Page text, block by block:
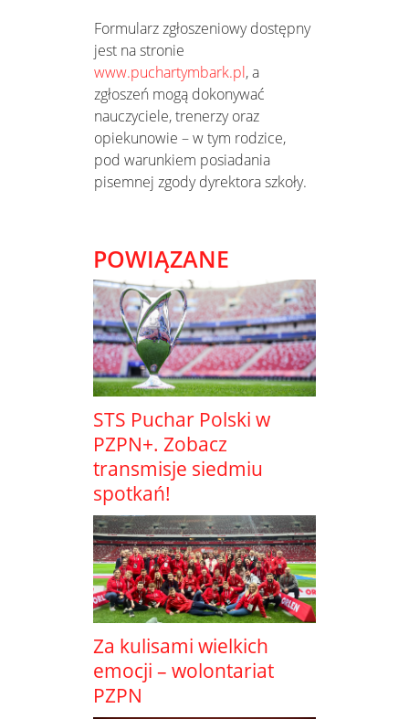
Formularz zgłoszeniowy dostępny
jest na stronie
www.puchartymbark.pl, a
zgłoszeń mogą dokonywać
nauczyciele, trenerzy oraz
opiekunowie – w tym rodzice,
pod warunkiem posiadania
pisemnej zgody dyrektora szkoły.
POWIĄZANE
STS Puchar Polski w
PZPN+. Zobacz
transmisje siedmiu
spotkań!
Za kulisami wielkich
emocji – wolontariat
PZPN